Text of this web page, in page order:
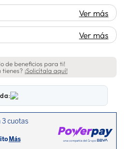
Ver más
Ver más
de beneficios para ti!
tienes? ¡Solicítala aquí!